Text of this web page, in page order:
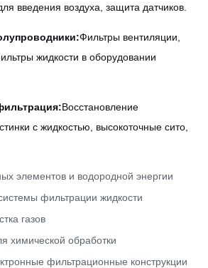
введения воздуха, защита датчиков.
Фильтры вентиляции,
жидкости в оборудовании
Восстановление
с жидкостью, высокоточные сито,
элементов и водородной энергии
фильтрации жидкости
газов
химической обработки
фильтрационные конструкции